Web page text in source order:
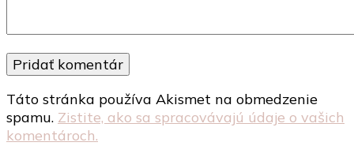
Táto stránka používa Akismet na obmedzenie
spamu. Zistite, ako sa spracovávajú údaje o vašich
komentároch.